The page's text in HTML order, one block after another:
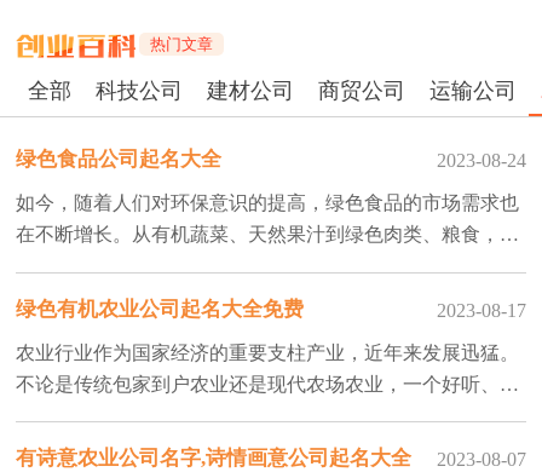
热门文章
全部 科技公司 建材公司 商贸公司 运输公司
绿色食品公司起名大全 2023-08-24
如今，随着人们对环保意识的提高，绿色食品的市场需求也
在不断增长。从有机蔬菜、天然果汁到绿色肉类、粮食，绿
么如何给绿色食品公司起名更受欢迎
绿色有机农业公司起名大全免费 2023-08-17
农业行业作为国家经济的重要支柱产业，近年来发展迅猛。
不论是传统包家到户农业还是现代农场农业，一个好听、有
给农业公司起名字更给人信任感呢？接下来企顺宝小编整理
有诗意农业公司名字,诗情画意公司起名大全 2023-08-07